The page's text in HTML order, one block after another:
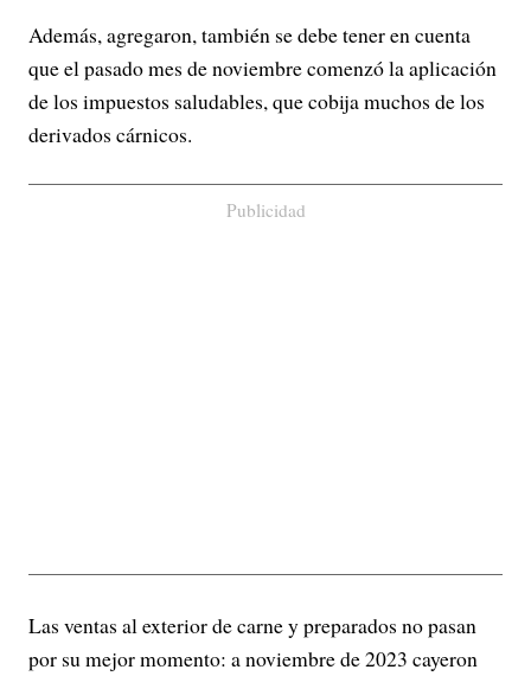
Además, agregaron, también se debe tener en cuenta
que el pasado mes de noviembre comenzó la aplicación
de los impuestos saludables, que cobija muchos de los
derivados cárnicos.
Publicidad
Las ventas al exterior de carne y preparados no pasan
por su mejor momento: a noviembre de 2023 cayeron